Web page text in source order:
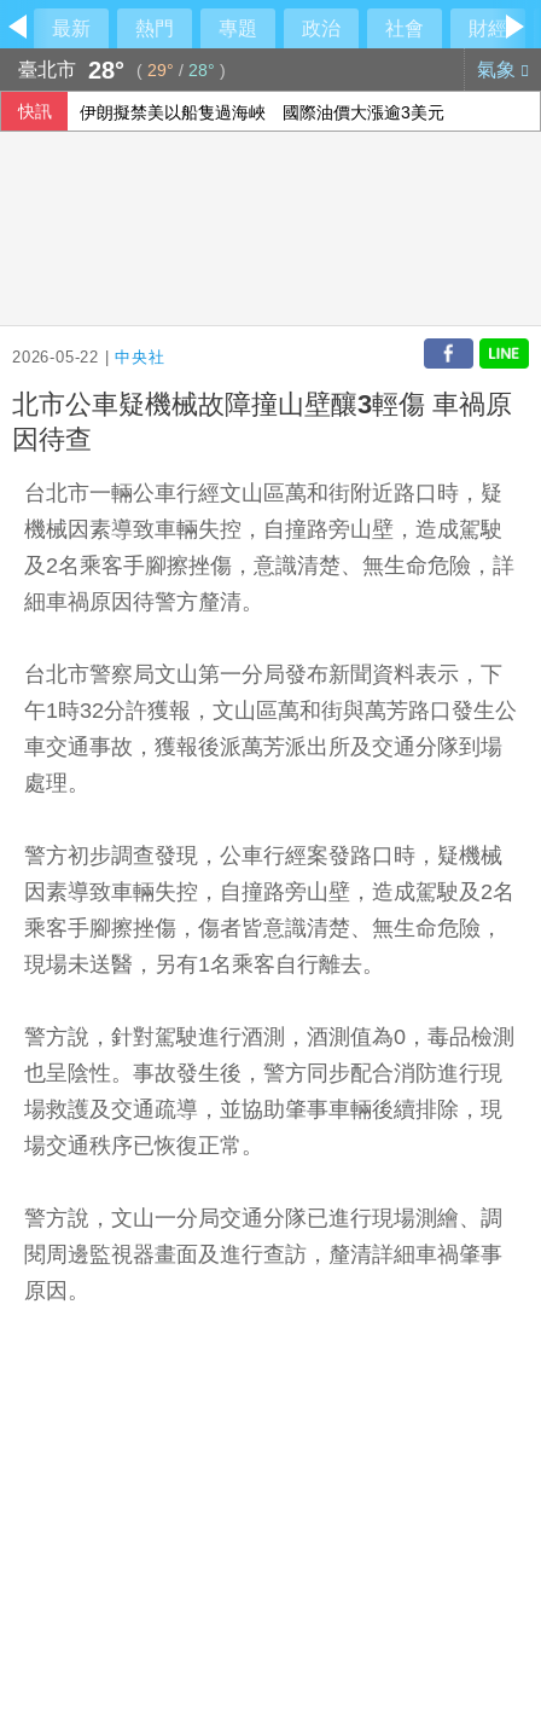
最新 熱門 專題 政治 社會
財經
臺北市 28° ( 29° / 28° ) 氣象
快訊 伊朗擬禁美以船隻過海峽 國際油價大漲逾3美元
2026-05-22 |中央社
北市公車疑機械故障撞山壁釀3輕傷 車禍原
因待查
台北市一輛公車行經文山區萬和街附近路口時，疑
機械因素導致車輛失控，自撞路旁山壁，造成駕駛
及2名乘客手腳擦挫傷，意識清楚、無生命危險，詳
細車禍原因待警方釐清。
台北市警察局文山第一分局發布新聞資料表示，下
午1時32分許獲報，文山區萬和街與萬芳路口發生公
車交通事故，獲報後派萬芳派出所及交通分隊到場
處理。
警方初步調查發現，公車行經案發路口時，疑機械
因素導致車輛失控，自撞路旁山壁，造成駕駛及2名
乘客手腳擦挫傷，傷者皆意識清楚、無生命危險，
現場未送醫，另有1名乘客自行離去。
警方說，針對駕駛進行酒測，酒測值為0，毒品檢測
也呈陰性。事故發生後，警方同步配合消防進行現
場救護及交通疏導，並協助肇事車輛後續排除，現
場交通秩序已恢復正常。
警方說，文山一分局交通分隊已進行現場測繪、調
閱周邊監視器畫面及進行查訪，釐清詳細車禍肇事
原因。